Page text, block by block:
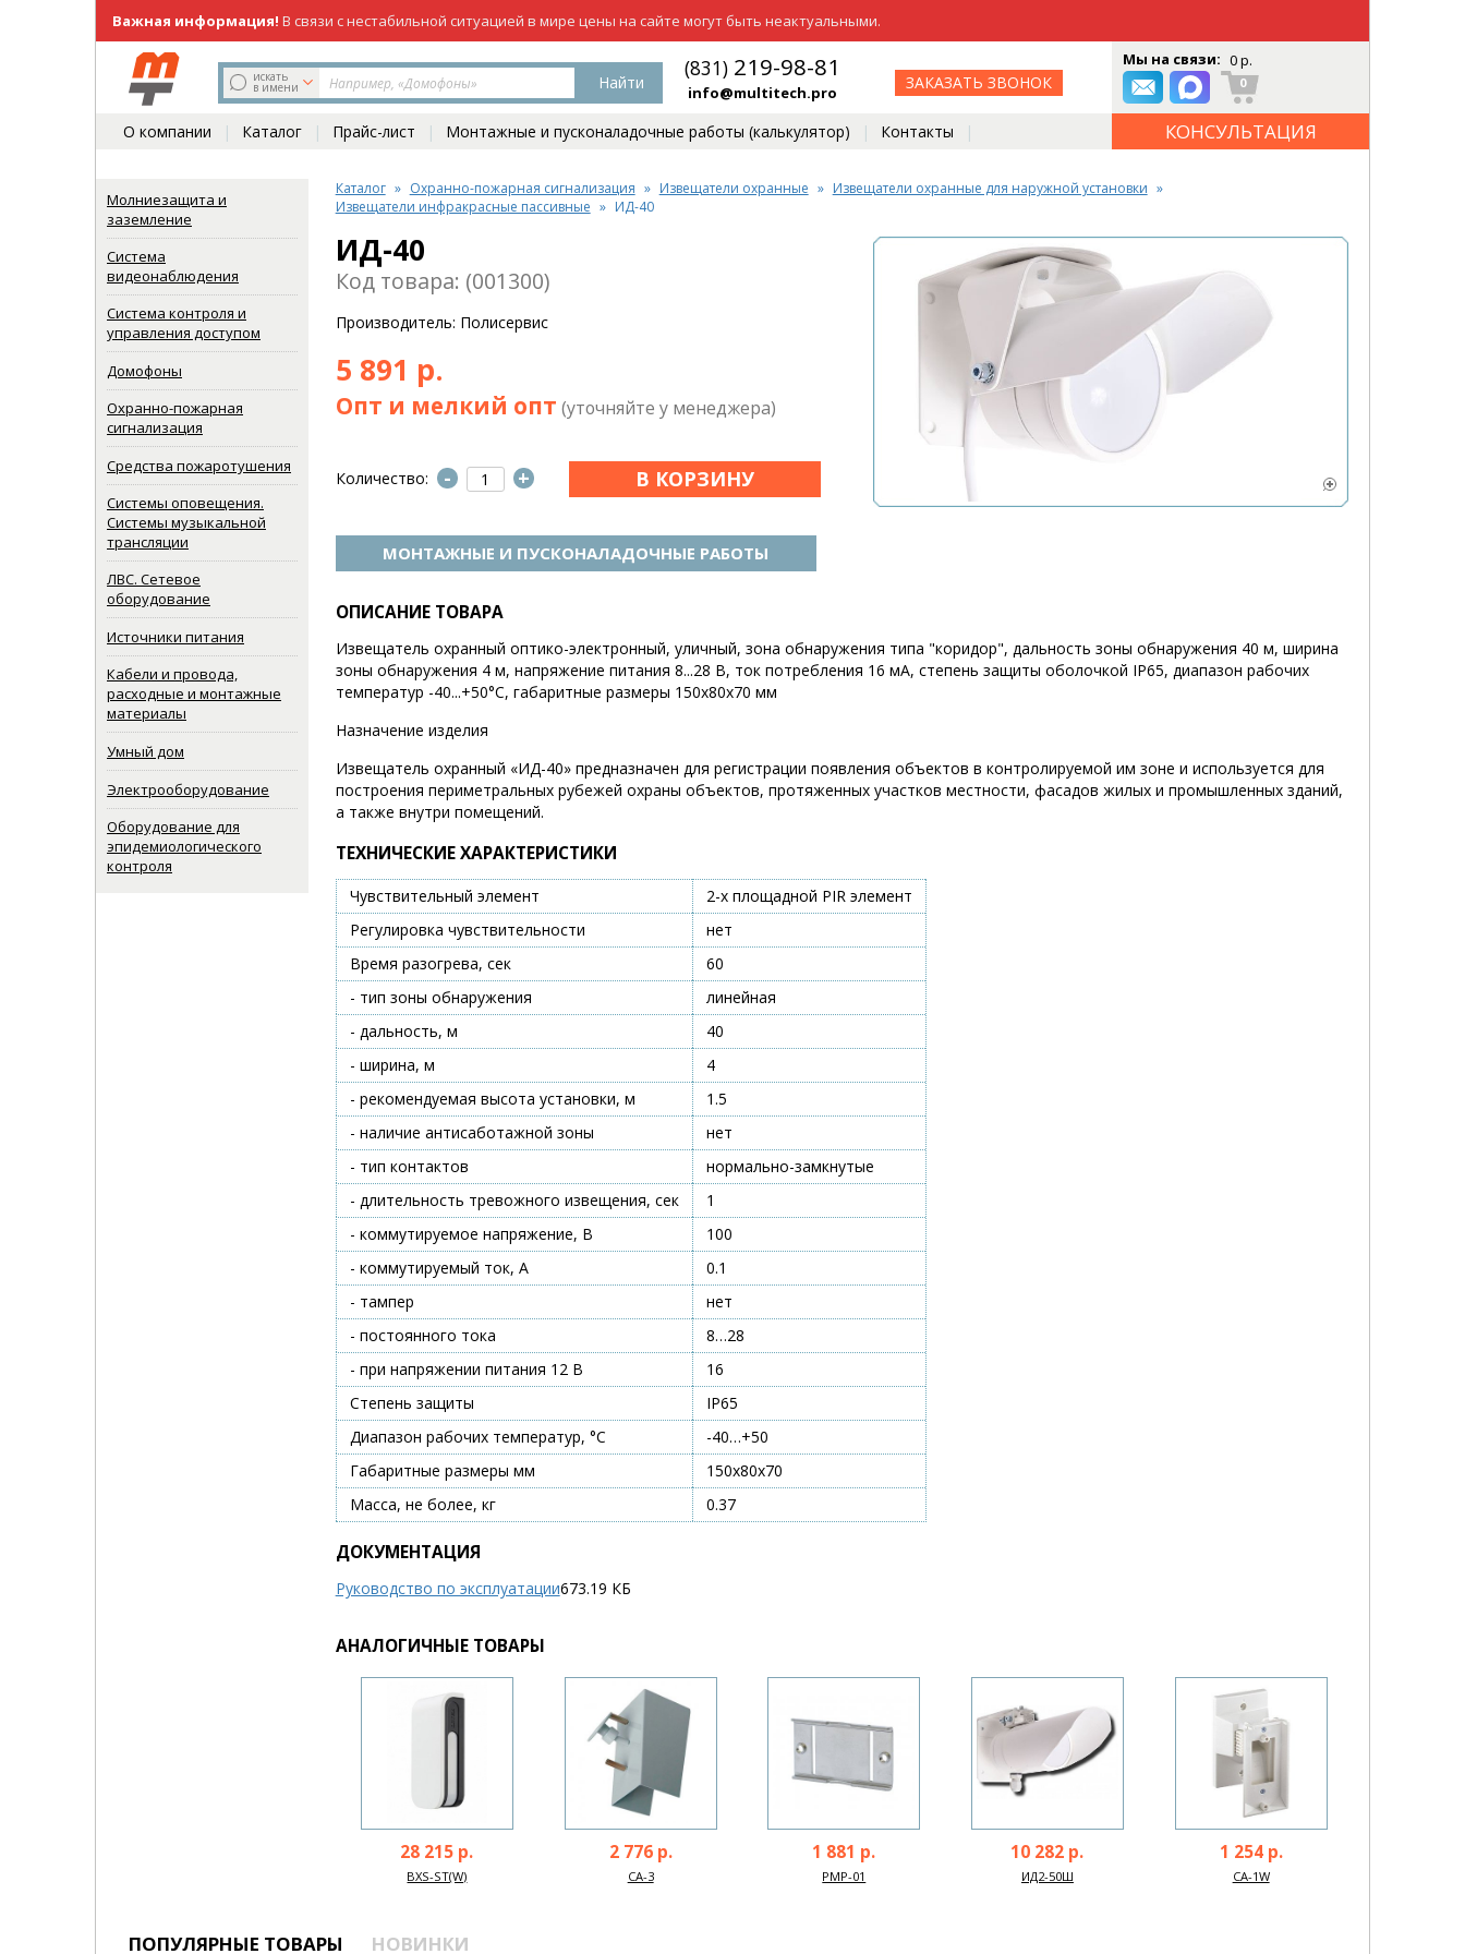
Важная информация! В связи с нестабильной ситуацией в мире цены на сайте могут быть неактуальными.
(831)219-98-81
искать
в имени Найти
(831) 219-98-81
info@multitech.pro
ЗАКАЗАТЬ ЗВОНОК
Мы на связи: 0 р.
0
О компании Каталог Прайс-лист Монтажные и пусконаладочные работы (калькулятор) Контакты
КОНСУЛЬТАЦИЯ
Молниезащита и
заземление
Система
видеонаблюдения
Система контроля и
управления доступом
Домофоны
Охранно-пожарная
сигнализация
Средства пожаротушения
Системы оповещения.
Системы музыкальной
трансляции
ЛВС. Сетевое
оборудование
Источники питания
Кабели и провода,
расходные и монтажные
материалы
Умный дом
Электрооборудование
Оборудование для
эпидемиологического
контроля
Каталог Охранно-пожарная сигнализация Извещатели охранные
Извещатели охранные для наружной установки
Извещатели инфракрасные пассивные
ИД-40
ИД-40
Код товара: (001300)
Производитель: Полисервис
5 891 р.
Опт и мелкий опт (уточняйте у менеджера)
Количество: - +
МОНТАЖНЫЕ И ПУСКОНАЛАДОЧНЫЕ РАБОТЫ
ОПИСАНИЕ ТОВАРА
Извещатель охранный оптико-электронный, уличный, зона обнаружения типа "коридор", дальность зоны обнаружения 40 м, ширина
зоны обнаружения 4 м, напряжение питания 8...28 В, ток потребления 16 мА, степень защиты оболочкой IP65, диапазон рабочих
температур -40...+50°С, габаритные размеры 150х80х70 мм
Назначение изделия
Извещатель охранный «ИД-40» предназначен для регистрации появления объектов в контролируемой им зоне и используется для
построения периметральных рубежей охраны объектов, протяженных участков местности, фасадов жилых и промышленных зданий,
а также внутри помещений.
ТЕХНИЧЕСКИЕ ХАРАКТЕРИСТИКИ
Чувствительный элемент
2-х площадной PIR элемент
Регулировка чувствительности
нет
Время разогрева, сек
60
- тип зоны обнаружения
линейная
- дальность, м
40
- ширина, м
4
- рекомендуемая высота установки, м
1.5
- наличие антисаботажной зоны
нет
- тип контактов
нормально-замкнутые
- длительность тревожного извещения, сек
1
- коммутируемое напряжение, В
100
- коммутируемый ток, А
0.1
- тампер
нет
- постоянного тока
8…28
- при напряжении питания 12 В
16
Степень защиты
IP65
Диапазон рабочих температур, °С
-40…+50
Габаритные размеры мм
150х80х70
Масса, не более, кг
0.37
ДОКУМЕНТАЦИЯ
Руководство по эксплуатации673.19 КБ
АНАЛОГИЧНЫЕ ТОВАРЫ
28 215 р.
BXS-ST(W)
2 776 р.
CA-3
1 881 р.
PMP-01
10 282 р.
ИД2-50Ш
1 254 р.
CA-1W
ПОПУЛЯРНЫЕ ТОВАРЫ НОВИНКИ